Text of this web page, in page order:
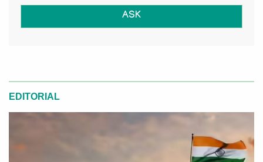
ASK
EDITORIAL